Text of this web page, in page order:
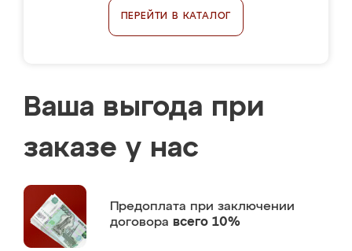
ПЕРЕЙТИ В КАТАЛОГ
Ваша выгода при
заказе у нас
Предоплата при заключении
договора всего 10%